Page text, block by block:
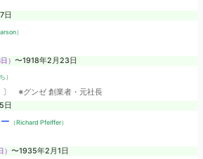
日
）
） 〜1918年2月23日
）
〕 ※グンゼ 創業者・元社長
日
（Richard Pfeiffer）
〜1935年2月1日